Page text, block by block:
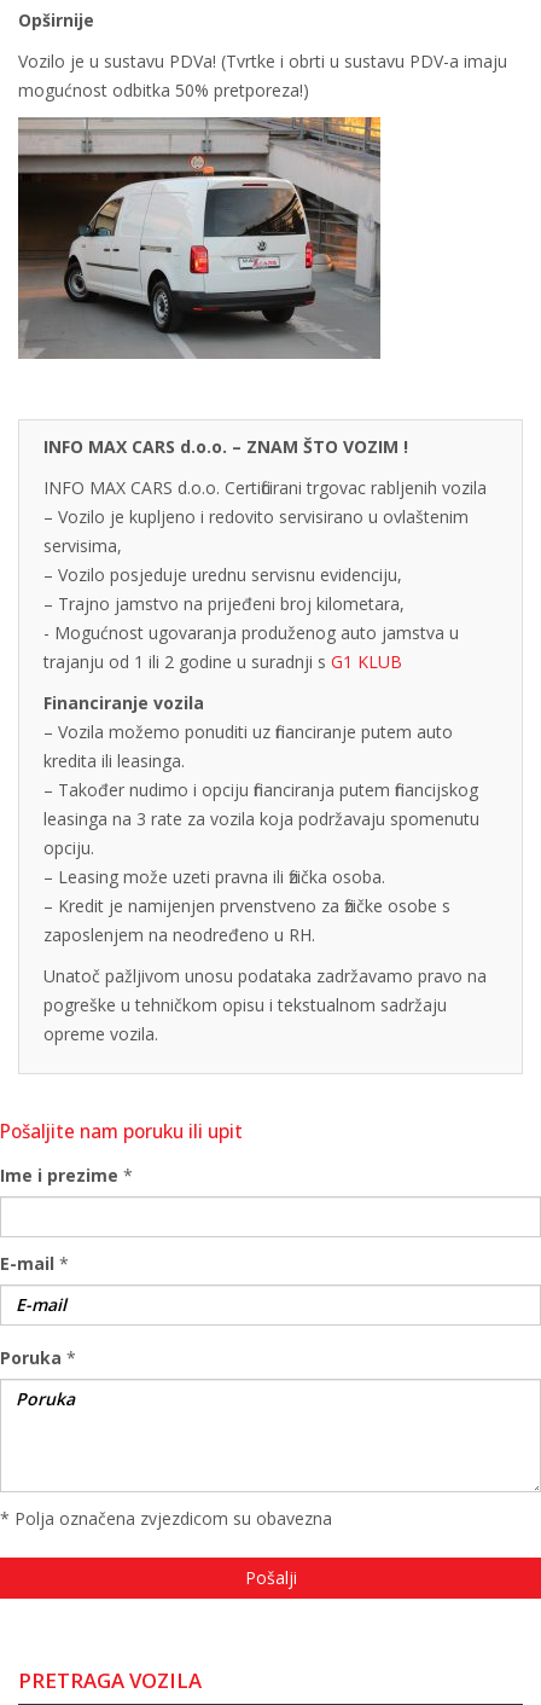
Opširnije
Vozilo je u sustavu PDVa! (Tvrtke i obrti u sustavu PDV-a imaju
mogućnost odbitka 50% pretporeza!)
INFO MAX CARS d.o.o. – ZNAM ŠTO VOZIM !
INFO MAX CARS d.o.o. Certificirani trgovac rabljenih vozila
– Vozilo je kupljeno i redovito servisirano u ovlaštenim
servisima,
– Vozilo posjeduje urednu servisnu evidenciju,
– Trajno jamstvo na prijeđeni broj kilometara,
- Mogućnost ugovaranja produženog auto jamstva u
trajanju od 1 ili 2 godine u suradnji s G1 KLUB
Financiranje vozila
– Vozila možemo ponuditi uz financiranje putem auto
kredita ili leasinga.
– Također nudimo i opciju financiranja putem financijskog
leasinga na 3 rate za vozila koja podržavaju spomenutu
opciju.
– Leasing može uzeti pravna ili fizička osoba.
– Kredit je namijenjen prvenstveno za fizičke osobe s
zaposlenjem na neodređeno u RH.
Unatoč pažljivom unosu podataka zadržavamo pravo na
pogreške u tehničkom opisu i tekstualnom sadržaju
opreme vozila.
Pošaljite nam poruku ili upit
Ime i prezime *
E-mail *
Poruka *
* Polja označena zvjezdicom su obavezna
PRETRAGA VOZILA